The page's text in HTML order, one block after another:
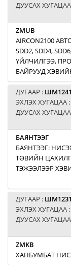
ДУУСАХ
ZMUB
AIRCON2100
SDD2, SDD4,
ҮЙЛЧИЛГЭЭ,
БАЙРУУД
ДУГААР :
ЭХЛЭХ ХУГАЦАА :
ДУУСАХ
БАЯНТЭЭГ
БАЯНТЭЭГ:
ТӨВИЙН
ТЭЖЭЭЛЭЭР
ДУГААР :
ЭХЛЭХ ХУГАЦАА :
ДУУСАХ
ZMKB
ХАНБУМБАТ